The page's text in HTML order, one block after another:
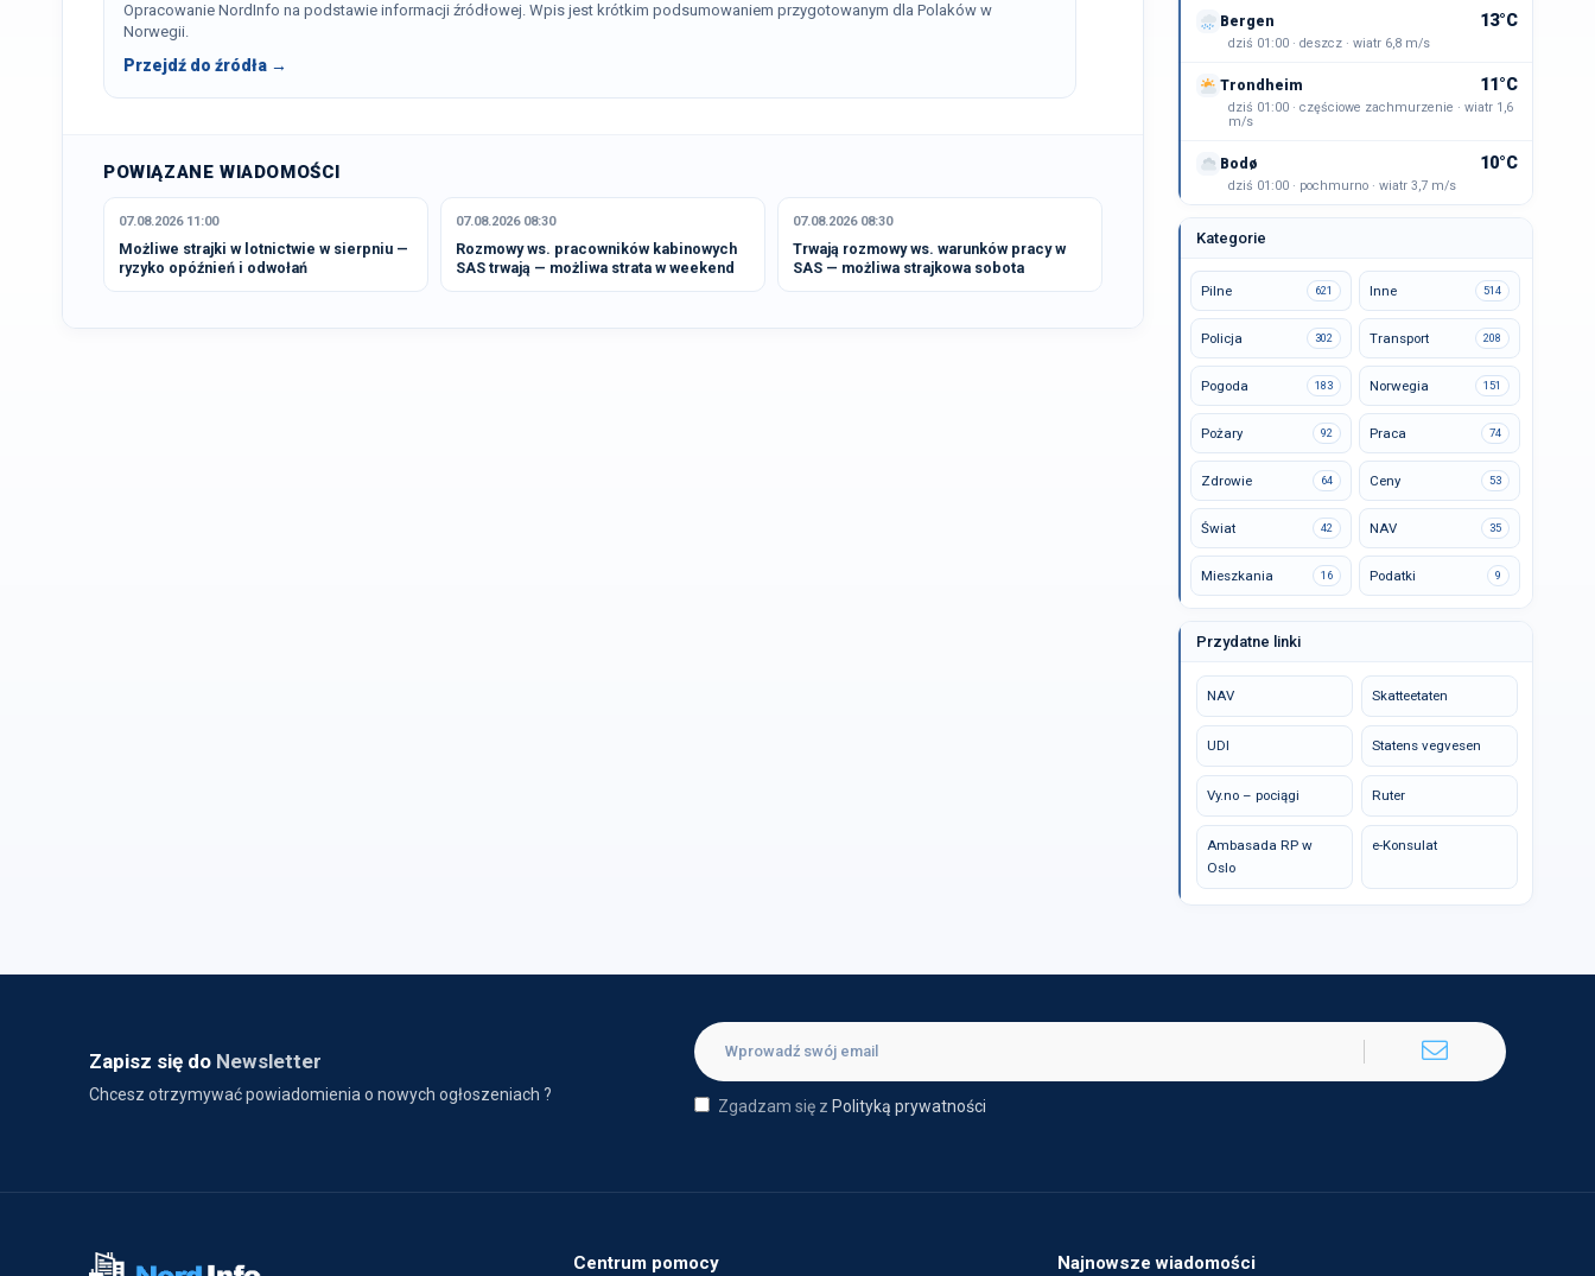
Opracowanie NordInfo na podstawie informacji źródłowej. Wpis jest krótkim podsumowaniem przygotowanym dla Polaków w
Norwegii.
Przejdź do źródła →
POWIĄZANE WIADOMOŚCI
07.08.2026 11:00
Możliwe strajki w lotnictwie w sierpniu —
ryzyko opóźnień i odwołań
07.08.2026 08:30
Rozmowy ws. pracowników kabinowych
SAS trwają — możliwa strata w weekend
07.08.2026 08:30
Trwają rozmowy ws. warunków pracy w
SAS — możliwa strajkowa sobota
Bergen 13°C
dziś 01:00 · deszcz · wiatr 6,8 m/s
Trondheim 11°C
dziś 01:00 · częściowe zachmurzenie · wiatr 1,6
m/s
Bodø 10°C
dziś 01:00 · pochmurno · wiatr 3,7 m/s
Kategorie
Pilne 621 Inne 514
Policja 302 Transport 208
Pogoda 183 Norwegia 151
Pożary 92 Praca 74
Zdrowie 64 Ceny 53
Świat 42 NAV 35
Mieszkania 16 Podatki 9
Przydatne linki
NAV Skatteetaten
UDI Statens vegvesen
Vy.no – pociągi Ruter
Ambasada RP w
Oslo
e-Konsulat
Zapisz się do Newsletter
Chcesz otrzymywać powiadomienia o nowych ogłoszeniach ?
Zgadzam się z Polityką prywatności
Centrum pomocy Najnowsze wiadomości